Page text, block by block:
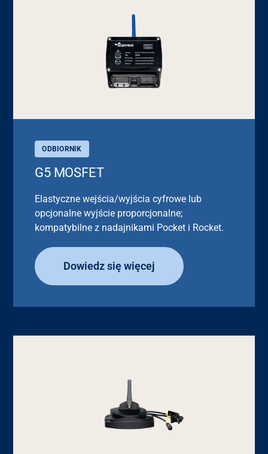
ODBIORNIK
G5 MOSFET
Elastyczne wejścia/wyjścia cyfrowe lub
opcjonalne wyjście proporcjonalne;
kompatybilne z nadajnikami Pocket i Rocket.
Dowiedz się więcej